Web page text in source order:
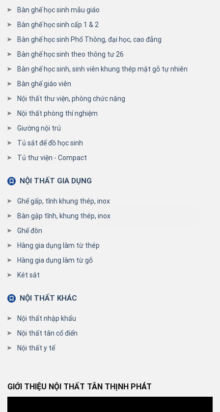
Bàn ghế học sinh mẫu giáo
Bàn ghế học sinh cấp 1 & 2
Bàn ghế học sinh Phổ Thông, đại học, cao đẳng
Bàn ghế học sinh theo thông tư 26
Bàn ghế học sinh, sinh viên khung thép mặt gỗ tự nhiên
Bàn ghế giáo viên
Nội thất thư viện, phòng chức năng
Nội thất phòng thí nghiệm
Giường nội trú
Tủ sắt để đồ học sinh
Tủ thư viện - Compact
NỘI THẤT GIA DỤNG
Ghế gấp, tĩnh khung thép, inox
Bàn gập tĩnh, khung thép, inox
Ghế đôn
Hàng gia dụng làm từ thép
Hàng gia dụng làm từ gỗ
Két sắt
NỘI THẤT KHÁC
Nội thất nhập khẩu
Nội thất tân cổ điển
Nội thất y tế
GIỚI THIỆU NỘI THẤT TÂN THỊNH PHÁT